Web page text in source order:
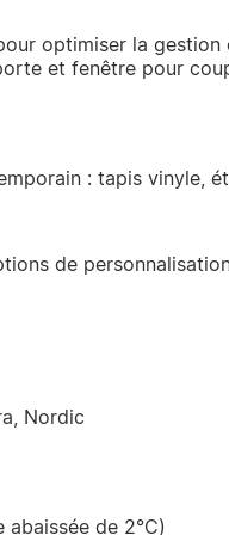
optimiser la gestion
et fenêtre pour
: tapis vinyle,
de
Nordic
de 2°C)